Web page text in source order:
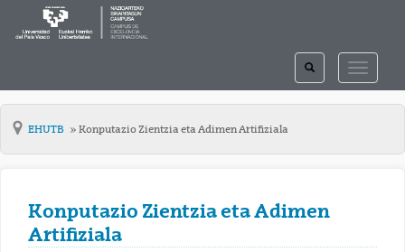
TOGGLE
TOGGLE
SEARCH
EHUTB Konputazio Zientzia eta Adimen Artifiziala
Konputazio Zientzia eta Adimen
Artifiziala